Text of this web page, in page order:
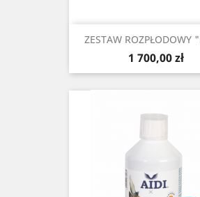
ZESTAW ROZPŁODOWY
Cena
1 700,00 zł